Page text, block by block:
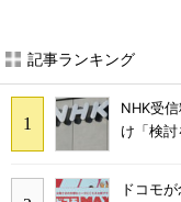
記事ランキング
NHK受
け「検
ドコモ